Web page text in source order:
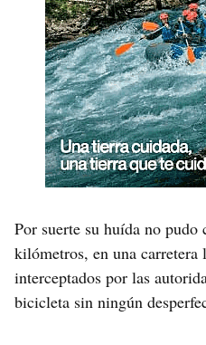
Por suerte su huída no
kilómetros, en una
interceptados por las
bicicleta sin ningún